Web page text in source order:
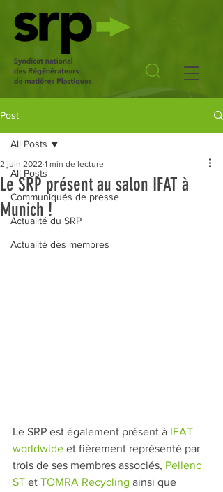
Post
All Posts
Communiqués de presse
Actualité du SRP
Actualité des membres
All Posts
Le SRP présent au salon IFAT à
Munich !
2 juin 2022 1 min de lecture
Le SRP est également présent à IFAT
worldwide et fièrement représenté par
trois de ses membres associés, Pellenc
ST et TOMRA Recycling ainsi que